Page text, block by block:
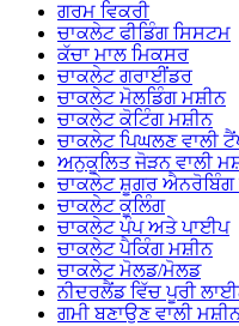
ਗਰਮ ਵਿਕਰੀ
ਚਾਕਲੇਟ ਫੀਡਿੰਗ ਸਿਸਟਮ
ਕੱਚਾ ਮਾਲ ਮਿਕਸਰ
ਚਾਕਲੇਟ ਗਰਾਈਂਡਰ
ਚਾਕਲੇਟ ਮੋਲਡਿੰਗ ਮਸ਼ੀਨ
ਚਾਕਲੇਟ ਕੋਟਿੰਗ ਮਸ਼ੀਨ
ਚਾਕਲੇਟ ਪਿਘਲਣ ਵਾਲੀ
ਅਨੁਕੂਲਿਤ ਜੋੜਨ ਵਾਲੀ
ਚਾਕਲੇਟ ਸ਼ੂਗਰ ਐਨਰੋਬਿੰਗ
ਚਾਕਲੇਟ ਕੂਲਿੰਗ
ਚਾਕਲੇਟ ਪੰਪ ਅਤੇ ਪਾਈਪ
ਚਾਕਲੇਟ ਪੈਕਿੰਗ ਮਸ਼ੀਨ
ਚਾਕਲੇਟ ਮੋਲਡ/ਮੋਲਡ
ਨੀਦਰਲੈਂਡ ਵਿੱਚ ਪੂਰੀ
ਗਮੀ ਬਣਾਉਣ ਵਾਲੀ